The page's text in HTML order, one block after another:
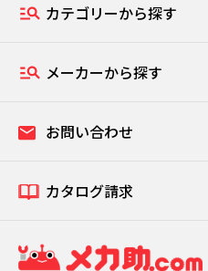
カテゴリーから探す
メーカーから探す
お問い合わせ
カタログ請求